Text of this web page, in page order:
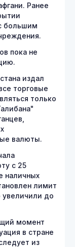
Ранее
большим
пока не
издал
торговые
только
валюты.
с 25
наличных
лимит
увеличили до
момент
в стране
из